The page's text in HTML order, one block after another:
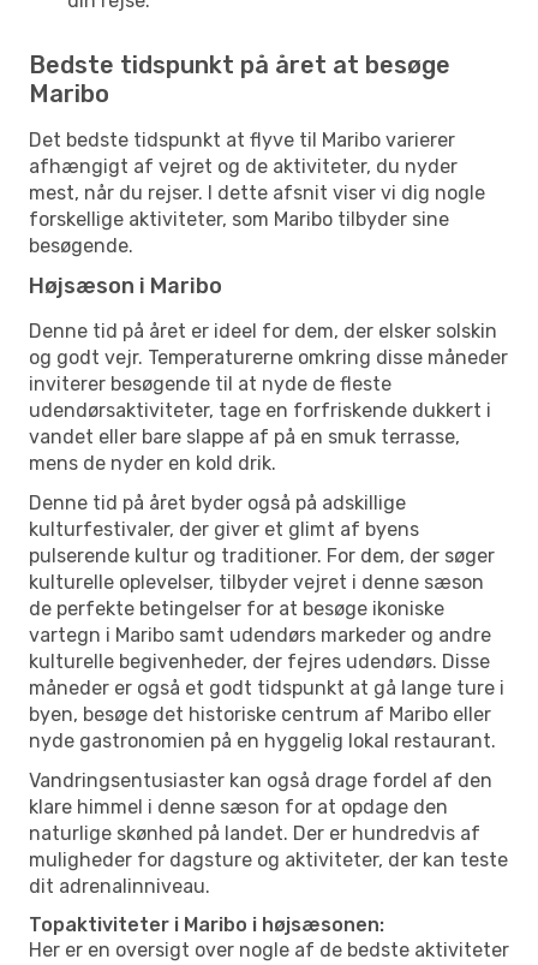
Bedste tidspunkt på året at besøge
Maribo
Det bedste tidspunkt at flyve til Maribo varierer
afhængigt af vejret og de aktiviteter, du nyder
mest, når du rejser. I dette afsnit viser vi dig nogle
forskellige aktiviteter, som Maribo tilbyder sine
besøgende.
Højsæson i Maribo
Denne tid på året er ideel for dem, der elsker solskin
og godt vejr. Temperaturerne omkring disse måneder
inviterer besøgende til at nyde de fleste
udendørsaktiviteter, tage en forfriskende dukkert i
vandet eller bare slappe af på en smuk terrasse,
mens de nyder en kold drik.
Denne tid på året byder også på adskillige
kulturfestivaler, der giver et glimt af byens
pulserende kultur og traditioner. For dem, der søger
kulturelle oplevelser, tilbyder vejret i denne sæson
de perfekte betingelser for at besøge ikoniske
vartegn i Maribo samt udendørs markeder og andre
kulturelle begivenheder, der fejres udendørs. Disse
måneder er også et godt tidspunkt at gå lange ture i
byen, besøge det historiske centrum af Maribo eller
nyde gastronomien på en hyggelig lokal restaurant.
Vandringsentusiaster kan også drage fordel af den
klare himmel i denne sæson for at opdage den
naturlige skønhed på landet. Der er hundredvis af
muligheder for dagsture og aktiviteter, der kan teste
dit adrenalinniveau.
Topaktiviteter i Maribo i højsæsonen:
Her er en oversigt over nogle af de bedste aktiviteter